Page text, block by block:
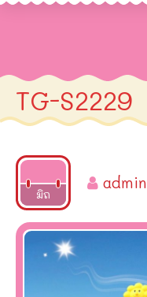
TG-S2229
มิถ
2022
admin